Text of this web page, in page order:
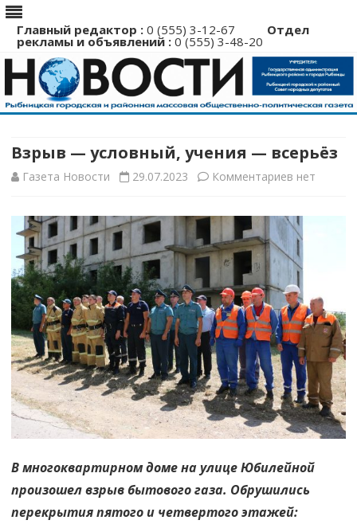
Главный редактор : 0 (555) 3-12-67 Отдел
рекламы и объявлений : 0 (555) 3-48-20
Перейти
Взрыв — условный, учения — всерьёз
Газета Новости 29.07.2023 Комментариев к
Взрыв
—
условный,
учения
—
всерьёз
нет
В многоквартирном доме на улице Юбилейной
произошел взрыв бытового газа. Обрушились
перекрытия пятого и четвертого этажей: